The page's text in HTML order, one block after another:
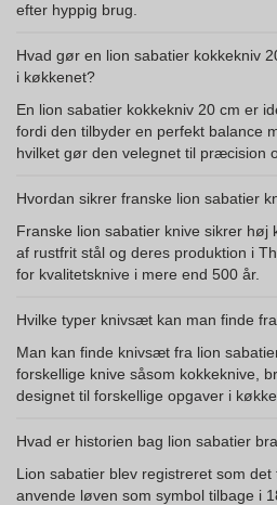
efter hyppig brug.
Hvad gør en lion sabatier kokkekniv
i køkkenet?
En lion sabatier kokkekniv 20 cm er
fordi den tilbyder en perfekt balance
hvilket gør den velegnet til præcision
Hvordan sikrer franske lion sabatier
Franske lion sabatier knive sikrer høj
af rustfrit stål og deres produktion i
for kvalitetsknive i mere end 500 år.
Hvilke typer knivsæt kan man finde
Man kan finde knivsæt fra lion
forskellige knive såsom kokkeknive,
designet til forskellige opgaver i
Hvad er historien bag lion sabatier
Lion sabatier blev registreret som
anvende løven som symbol tilbage i